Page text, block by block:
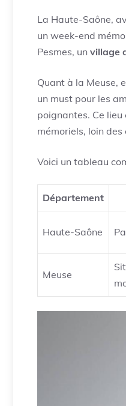
La Haute-Saône,
un week-end
Pesmes, un village
Quant à la Meuse,
un must pour les
poignantes. Ce lieu
mémoriels, loin
Voici un tableau
Département
Haute-Saône
Meuse